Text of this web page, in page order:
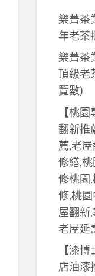
樂菁茶
年老茶
樂菁茶
頂級老
覽數)
【桃園
翻新推
薦,老
修繕,
修桃園
修,桃
屋翻新
老屋延
【漆博
店油漆